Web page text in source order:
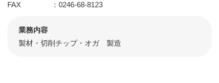
FAX
0246-68-8123
業務内容
製材・切削チップ・オガ 製造